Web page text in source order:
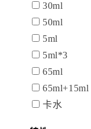
30ml
50ml
5ml
5ml*3
65ml
65ml+15ml
卡水